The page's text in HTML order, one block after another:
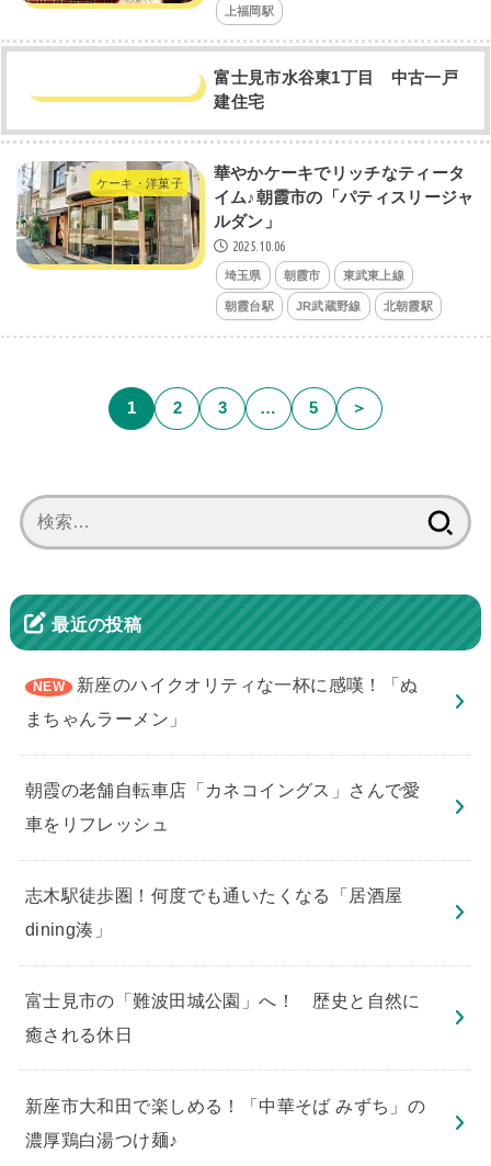
上福岡駅
富士見市水谷東1丁目 中古一戸
建住宅
ケーキ・洋菓子
華やかケーキでリッチなティータ
イム♪朝霞市の「パティスリージャ
ルダン」
2025.10.06
埼玉県 朝霞市 東武東上線
朝霞台駅 JR武蔵野線 北朝霞駅
1 2 3 … 5 ＞
索:
最近の投稿
新座のハイクオリティな一杯に感嘆！「ぬ
まちゃんラーメン」
朝霞の老舗自転車店「カネコイングス」さんで愛
車をリフレッシュ
志木駅徒歩圏！何度でも通いたくなる「居酒屋
dining湊」
​富士見市の「難波田城公園」へ！ 歴史と自然に
癒される休日
新座市大和田で楽しめる！「中華そば みずち」の
濃厚鶏白湯つけ麺♪